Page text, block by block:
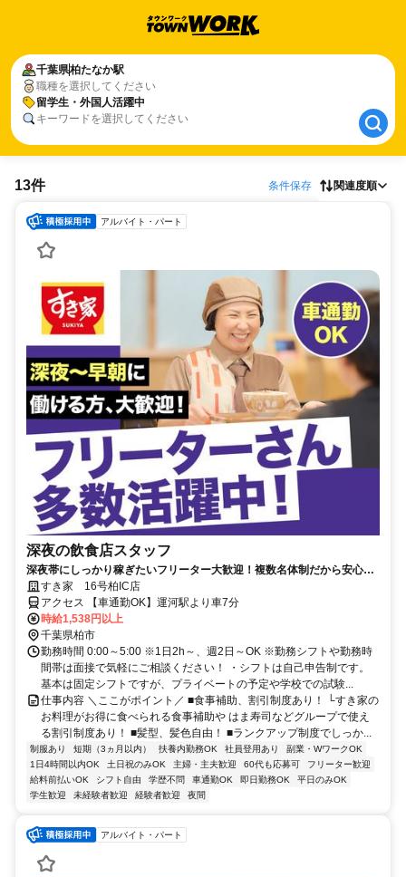
千葉県柏たなか駅
職種を選択してください
留学生・外国人活躍中
キーワードを選択してください
千葉県柏たなか駅
留学生・外国人活躍中
13件 条件保存 関連度順
アルバイト・パート
深夜の飲食店スタッフ
深夜帯にしっかり稼ぎたいフリーター大歓迎！複数名体制だから安心し
て働ける◎
すき家 16号柏IC店
アクセス 【車通勤OK】運河駅より車7分
時給1,538円以上
千葉県柏市
勤務時間 0:00～5:00 ※1日2h～、週2日～OK ※勤務シフトや勤務時
間帯は面接で気軽にご相談ください！ ・シフトは自己申告制です。
基本は固定シフトですが、プライベートの予定や学校での試験...
仕事内容 ＼ここがポイント／ ■食事補助、割引制度あり！ └すき家の
お料理がお得に食べられる食事補助や はま寿司などグループで使え
る割引制度あり！ ■髪型、髪色自由！ ■ランクアップ制度でしっか...
制服あり 短期（3ヵ月以内） 扶養内勤務OK 社員登用あり
副業・WワークOK
1日4時間以内OK
土日祝のみOK 主婦・主夫歓迎 60代も応募可
フリーター歓迎
給料前払いOK
シフト自由 学歴不問 車通勤OK 即日勤務OK
平日のみOK
学生歓迎
未経験者歓迎 経験者歓迎 夜間
アルバイト・パート